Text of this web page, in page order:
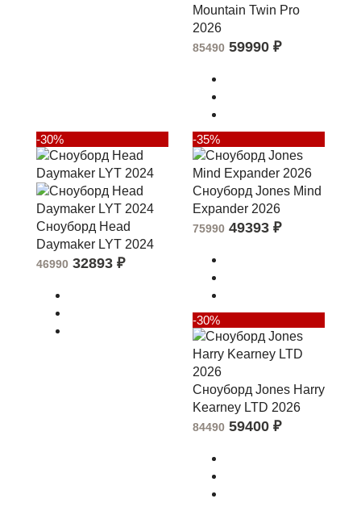
Mountain Twin Pro
2026
85490 59990 ₽
-30%
Сноуборд Head
Daymaker LYT 2024
46990 32893 ₽
-35%
Сноуборд Jones Mind
Expander 2026
75990 49393 ₽
-30%
Сноуборд Jones Harry
Kearney LTD 2026
84490 59400 ₽